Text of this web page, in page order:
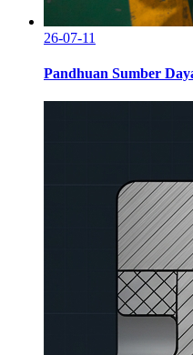
26-07-11
Pandhuan Sumber